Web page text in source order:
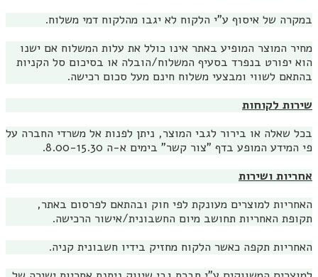
במקרה של איסוף ע"י הלקוח לא יגבו מהלקוח דמי משלוח.
מחיר המוצר המופיע באתר אינו כולל את עלות המשלוח אם ישנו
הוא יפורט בנפרד בסעיף המשלוח/הובלה או בסיכום סל הקניות
בהתאם לשווי ומבצעי משלוח חינם מעל סכום רכישה.
שירות לקוחות
בכל שאלה או בירור לגבי המוצר, ניתן לפנות אל משרדי החברה על
פי המידע המופע בדף "צור קשר" בימים א-ה 8.00-15.30.
אחריות ושירות
האחריות למוצרים מעונקת לפי חוק ובהתאם לפרסום באתר,
תקופת האחריות תחושב מיום החשבונית/אישור הרכישה.
האחריות תקפה כאשר הלקוח מחזיק בידיו חשבונית קניה.